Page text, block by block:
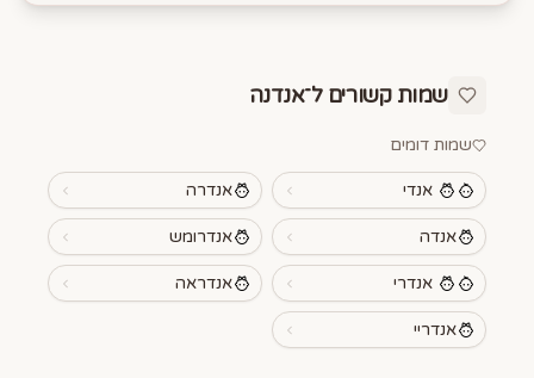
שמות קשורים ל־אנדנה
שמות דומים
אנדי אנדרה
אנדה אנדרומש
אנדרי אנדראה
אנדריי